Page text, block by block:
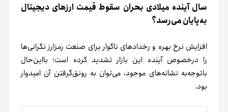
سال آینده میلادی بحران سقوط قیمت ارزهای دیجیتال
به‌پایان می‌رسد؟
افزایش نرخ بهره و رخدادهای ناگوار برای صنعت رمزارز نگرانی‌ها
را در‌خصوص آینده این بازار تشدید کرده است؛ بااین‌حال
باتوجه‌به نشانه‌های موجود، می‌توان به رونق‌گرفتن آن امیدوار
بود.